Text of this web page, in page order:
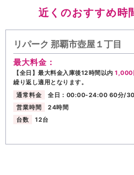
近くのおすすめ時
リパーク 那覇市壺屋１丁目
最大料金：
【全日】最大料金入庫後12時間以内1,000
繰り返し適用となります。
通常料金
全日：00:00-24:00 60分/
営業時間
24時間
台数
12台